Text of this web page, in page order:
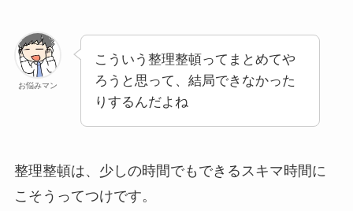
お悩みマン
こういう整理整頓ってまとめてや
ろうと思って、結局できなかった
りするんだよね
整理整頓は、少しの時間でもできるスキマ時間に
こそうってつけです。